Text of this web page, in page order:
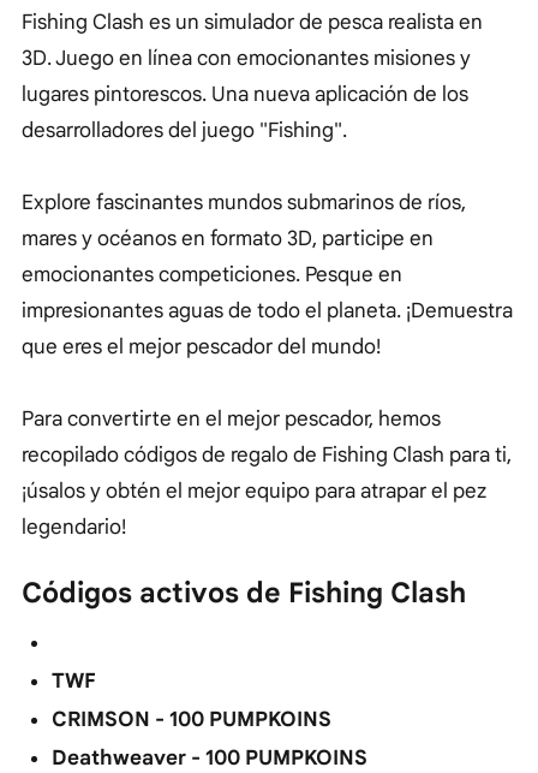
Fishing Clash es un simulador de pesca realista en
3D. Juego en línea con emocionantes misiones y
lugares pintorescos. Una nueva aplicación de los
desarrolladores del juego "Fishing".
Explore fascinantes mundos submarinos de ríos,
mares y océanos en formato 3D, participe en
emocionantes competiciones. Pesque en
impresionantes aguas de todo el planeta. ¡Demuestra
que eres el mejor pescador del mundo!
Para convertirte en el mejor pescador, hemos
recopilado códigos de regalo de Fishing Clash para ti,
¡úsalos y obtén el mejor equipo para atrapar el pez
legendario!
Códigos activos de Fishing Clash
TWF
CRIMSON - 100 PUMPKOINS
Deathweaver - 100 PUMPKOINS